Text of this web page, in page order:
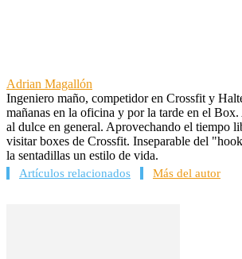
Adrian Magallón
Ingeniero maño, competidor en Crossfit y
mañanas en la oficina y por la tarde en el
al dulce en general. Aprovechando el tiempo
visitar boxes de Crossfit. Inseparable del
la sentadillas un estilo de vida.
Artículos relacionados Más del autor